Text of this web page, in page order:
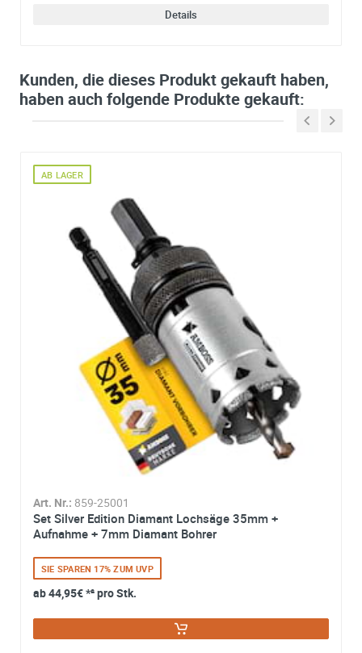
Details
Kunden, die dieses Produkt gekauft haben,
haben auch folgende Produkte gekauft:
Art. Nr.: 859-25001
Set Silver Edition Diamant Lochsäge 35mm +
Aufnahme + 7mm Diamant Bohrer
AB LAGER
SIE SPAREN 17% ZUM UVP
ab44,95€*² pro Stk.